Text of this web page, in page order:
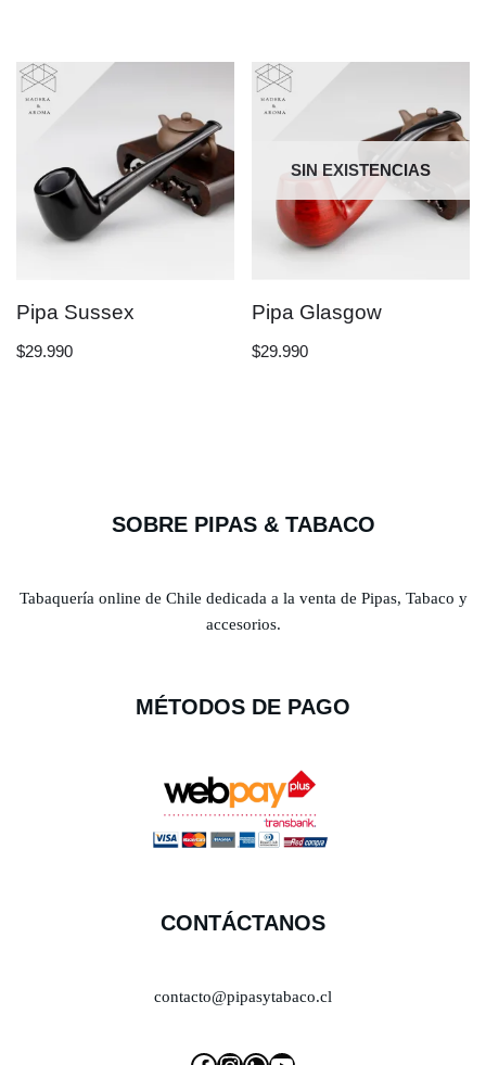
Pipa Sussex
$29.990
SIN EXISTENCIAS
Pipa Glasgow
$29.990
SOBRE PIPAS & TABACO
Tabaquería online de Chile dedicada a la venta de Pipas, Tabaco y
accesorios.
MÉTODOS DE PAGO
CONTÁCTANOS
contacto@pipasytabaco.cl